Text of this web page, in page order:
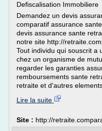
Defiscalisation Immobiliere
Demandez un devis
comparatif assurance
devis assurance sante
notre site http://
Tout individu qui souscrit a
chez un organisme de
regarder les garanties
remboursements sante
retraite et d'autres
Lire la suite
Site : http://